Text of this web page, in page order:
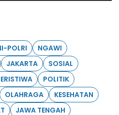
POLRI
NGAWI
JAKARTA
SOSIAL
POLITIK
OLAHRAGA
KESEHATAN
JAWA TENGAH